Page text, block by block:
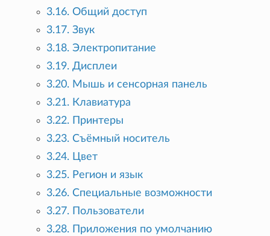
3.16. Общий доступ
3.17. Звук
3.18. Электропитание
3.19. Дисплеи
3.20. Мышь и сенсорная панель
3.21. Клавиатура
3.22. Принтеры
3.23. Съёмный носитель
3.24. Цвет
3.25. Регион и язык
3.26. Специальные возможности
3.27. Пользователи
3.28. Приложения по умолчанию